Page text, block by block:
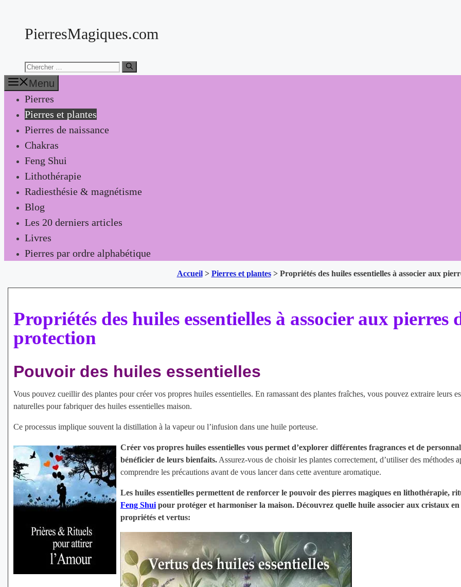
contenuPierresMagiques.com
Chercher:
Menu
Pierres
Pierres et plantes
Pierres de naissance
Chakras
Feng Shui
Lithothérapie
Radiesthésie & magnétisme
Blog
Les 20 derniers articles
Livres
Pierres par ordre alphabétique
Accueil> Pierres et plantes> Propriétés des huiles essentielles à associer aux
Propriétés des huiles essentielles à associer aux pierres
protection
Pouvoir des huiles essentielles
Vous pouvez cueillir des plantes pour créer vos propres huiles essentielles. En ramassant des plantes fraîches, vous pouvez extraire leurs
naturelles pour fabriquer des huiles essentielles maison.
Ce processus implique souvent la distillation à la vapeur ou l’infusion dans une huile porteuse.
Créer vos propres huiles essentielles vous permet d’explorer différentes fragrances et de
bénéficier de leurs bienfaits.Assurez-vous de choisir les plantes correctement, d’utiliser des méthodes
comprendre les précautions avant de vous lancer dans cette aventure aromatique.
Les huiles essentielles permettent de renforcer le pouvoir des pierres magiques en lithothérapie,
Feng Shuipour protéger et harmoniser la maison. Découvrez quelle huile associer aux cristaux
propriétés et vertus: